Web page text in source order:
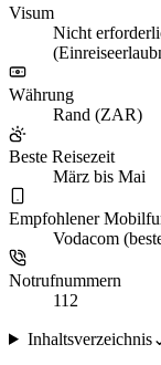
Visum
Nicht
Währung
Rand (ZAR)
Beste Reisezeit
März bis Mai
Empfohlener
Vodacom
Notrufnummern
112
Inhaltsverzeichnis